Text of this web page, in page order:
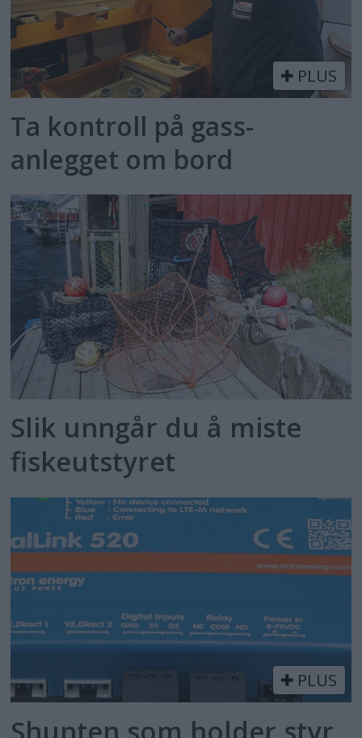
PLUS
Ta kontroll på gass­
anlegget om bord
Slik unngår du å miste
fiskeutstyret
PLUS